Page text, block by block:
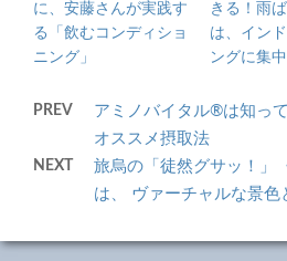
に、安藤さんが実践す
る「飲むコンディショ
ニング」
きる！雨
は、イン
ングに集中
PREV
アミノバイタル®は知っ
オススメ摂取法
NEXT
旅烏の「徒然グサッ！」
は、 ヴァーチャルな景色